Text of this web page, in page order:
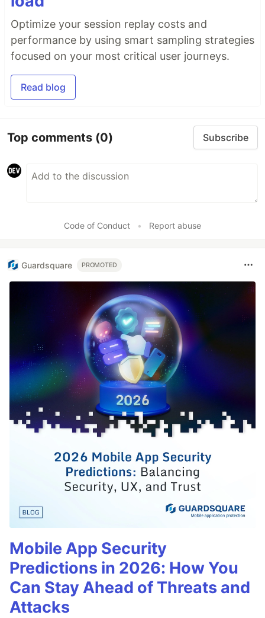
Optimize your session replay costs and
performance by using smart sampling strategies
focused on your most critical user journeys.
Read blog
Top comments (0) Subscribe
Code of Conduct • Report abuse
Guardsquare PROMOTED
Mobile App Security
Predictions in 2026: How You
Can Stay Ahead of Threats and
Attacks